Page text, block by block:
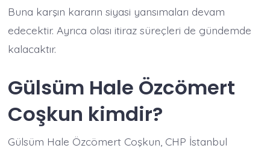
Buna karşın kararın siyasi yansımaları devam
edecektir. Ayrıca olası itiraz süreçleri de gündemde
kalacaktır.
Gülsüm Hale Özcömert
Coşkun kimdir?
Gülsüm Hale Özcömert Coşkun, CHP İstanbul